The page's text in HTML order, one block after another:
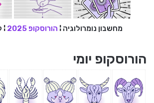
מחשבון נומרולוגיה ¦ הורוסקופ 2025 ¦
הורוסקופ יומי